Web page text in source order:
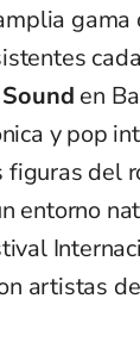
gama
en
y pop
del
entorno
artistas